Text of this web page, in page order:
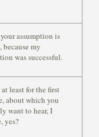
assumption is
because my
was successful.
least for the first
about which you
want to hear, I
yes?